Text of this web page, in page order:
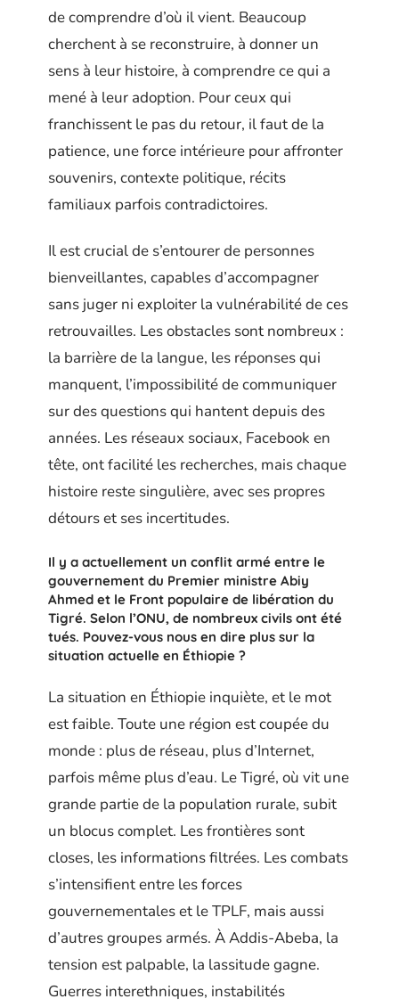
de comprendre d’où il vient. Beaucoup
cherchent à se reconstruire, à donner un
sens à leur histoire, à comprendre ce qui a
mené à leur adoption. Pour ceux qui
franchissent le pas du retour, il faut de la
patience, une force intérieure pour affronter
souvenirs, contexte politique, récits
familiaux parfois contradictoires.
Il est crucial de s’entourer de personnes
bienveillantes, capables d’accompagner
sans juger ni exploiter la vulnérabilité de ces
retrouvailles. Les obstacles sont nombreux :
la barrière de la langue, les réponses qui
manquent, l’impossibilité de communiquer
sur des questions qui hantent depuis des
années. Les réseaux sociaux, Facebook en
tête, ont facilité les recherches, mais chaque
histoire reste singulière, avec ses propres
détours et ses incertitudes.
Il y a actuellement un conflit armé entre le
gouvernement du Premier ministre Abiy
Ahmed et le Front populaire de libération du
Tigré. Selon l’ONU, de nombreux civils ont été
tués. Pouvez-vous nous en dire plus sur la
situation actuelle en Éthiopie ?
La situation en Éthiopie inquiète, et le mot
est faible. Toute une région est coupée du
monde : plus de réseau, plus d’Internet,
parfois même plus d’eau. Le Tigré, où vit une
grande partie de la population rurale, subit
un blocus complet. Les frontières sont
closes, les informations filtrées. Les combats
s’intensifient entre les forces
gouvernementales et le TPLF, mais aussi
d’autres groupes armés. À Addis-Abeba, la
tension est palpable, la lassitude gagne.
Guerres interethniques, instabilités